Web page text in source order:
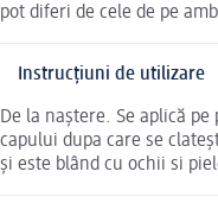
pot diferi de cele de pe
Instrucțiuni de utilizare
De la naștere. Se aplică
capului dupa care se
și este blând cu ochii si